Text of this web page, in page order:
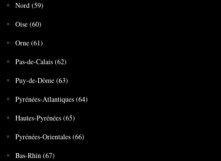
Nord (59)
Oise (60)
Orne (61)
Pas-de-Calais (62)
Puy-de-Dôme (63)
Pyrénées-Atlantiques (64)
Hautes-Pyrénées (65)
Pyrénées-Orientales (66)
Bas-Rhin (67)